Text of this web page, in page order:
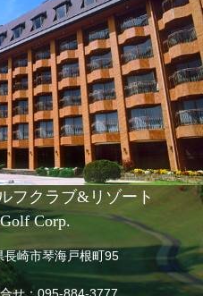
フクラブ&リゾート
Corp.
崎市琴海戸根町95
せ：095-884-3777